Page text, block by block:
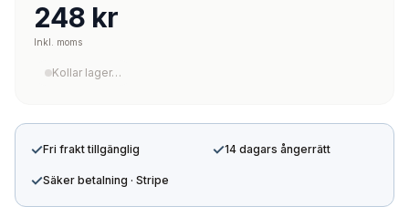
248 kr
Inkl. moms
Kollar lager…
✓Fri frakt tillgänglig ✓14 dagars ångerrätt
✓Säker betalning · Stripe